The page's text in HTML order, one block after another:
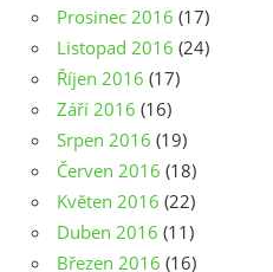
Prosinec 2016 (17)
Listopad 2016 (24)
Říjen 2016 (17)
Září 2016 (16)
Srpen 2016 (19)
Červen 2016 (18)
Květen 2016 (22)
Duben 2016 (11)
Březen 2016 (16)